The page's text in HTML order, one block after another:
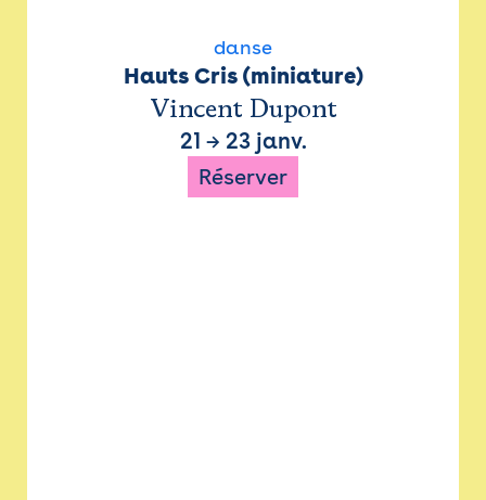
danse
Hauts Cris (miniature)
Vincent Dupont
21 → 23 janv.
Réserver